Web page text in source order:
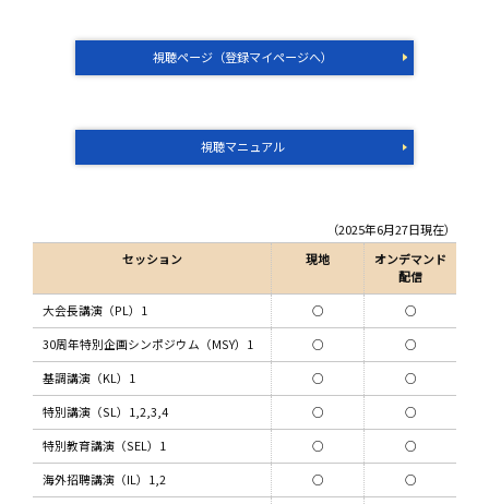
視聴ページ（登録マイページへ）
視聴マニュアル
（2025年6月27日現在）
セッション 現地
オンデマンド
配信
大会長講演（PL）1 ○ ○
30周年特別企画シンポジウム（MSY）1 ○ ○
基調講演（KL）1 ○ ○
特別講演（SL）1,2,3,4 ○ ○
特別教育講演（SEL）1 ○ ○
海外招聘講演（IL）1,2 ○ ○